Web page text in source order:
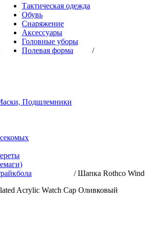
Тактическая одежда
Обувь
Снаряжение
Аксессуары
Головные уборы
Полевая форма
/
Подшлемники
/Шапка Rothco Wind
Acrylic Watch Cap Оливковый